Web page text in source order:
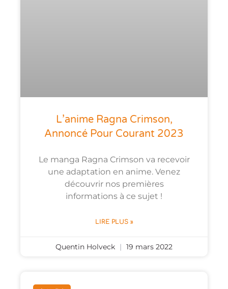
L’anime Ragna Crimson,
Annoncé Pour Courant 2023
Le manga Ragna Crimson va recevoir
une adaptation en anime. Venez
découvrir nos premières
informations à ce sujet !
LIRE PLUS »
Quentin Holveck 19 mars 2022